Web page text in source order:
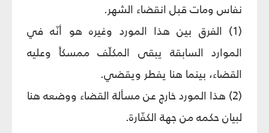
نفاس ومات قبل انقضاء الشهر.
(1) الفرق بين هذا المورد وغيره هو أنّه في
الموارد السابقة يبقى المكلّف ممسكاً وعليه
القضاء، بينما هنا يفطر ويقضي.
(2) هذا المورد خارج عن مسألة القضاء ووضعه هنا
لبيان حكمه من جهة الكفّارة.